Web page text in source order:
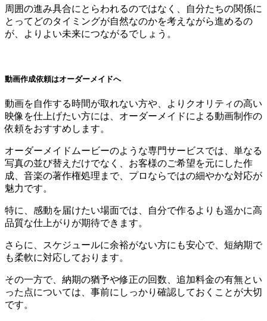
周囲の進み具合にとらわれるのではなく、自分たちの関係に
とってどのタイミングが自然なのかを考えながら進めるの
が、よりよい未来につながるでしょう。
動画作成依頼はオーダーメイドへ
動画を自作する時間が取れない方や、よりクオリティの高い
映像を仕上げたい方には、オーダーメイドによる動画制作の
依頼をおすすめします。
オーダーメイドムービーのような専門サービスでは、単なる
写真の並び替えだけでなく、お客様のご希望を元にした作
成、音楽の著作権処理まで、プロならではの細やかな対応が
魅力です。
特に、感動を届けたい場面では、自分で作るよりも遥かに高
品質な仕上がりが期待できます。
さらに、スケジュールに余裕がない方にも安心で、短納期で
も柔軟に対応しております。
その一方で、納期の猶予や修正の回数、追加料金の有無とい
った点については、事前にしっかり確認しておくことが大切
です。